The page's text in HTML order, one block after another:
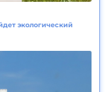
экологический